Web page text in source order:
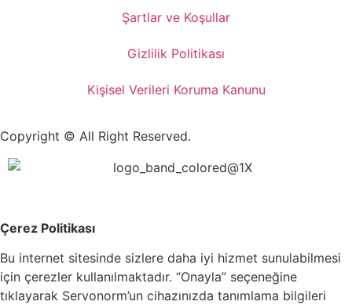
Şartlar ve Koşullar
Gizlilik Politikası
Kişisel Verileri Koruma Kanunu
Copyright © All Right Reserved.
Çerez Politikası
Bu internet sitesinde sizlere daha iyi hizmet sunulabilmesi
için çerezler kullanılmaktadır. “Onayla” seçeneğine
tıklayarak Servonorm’un cihazınızda tanımlama bilgileri